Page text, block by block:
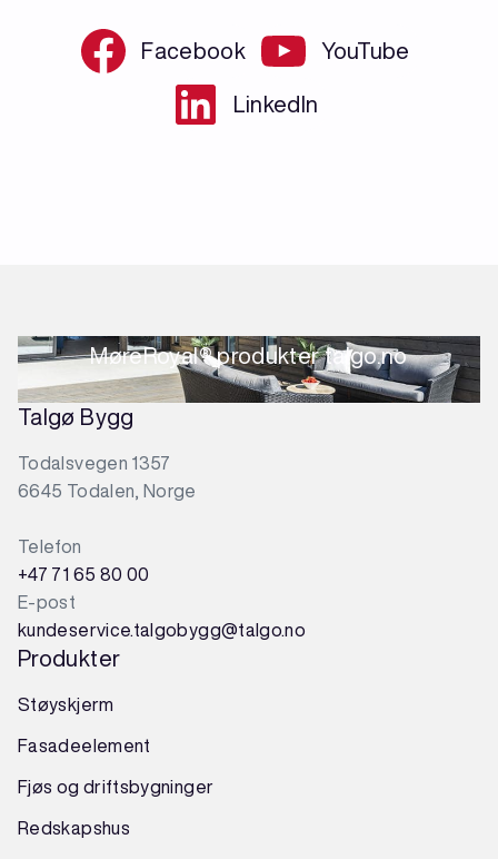
Facebook YouTube
LinkedIn
MøreRoyal® produkter talgo.no
Talgø Bygg
Todalsvegen 1357
6645 Todalen, Norge
Telefon
+47 71 65 80 00
E-post
kundeservice.talgobygg@talgo.no
Produkter
Støyskjerm
Fasadeelement
Fjøs og driftsbygninger
Redskapshus